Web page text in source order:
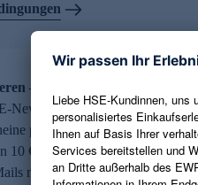
– 10 € Gutschein erhalten
Newsletter abonnieren und
per E-Mail erhalten. Als
10 € Gutschein. Eine
möglich.